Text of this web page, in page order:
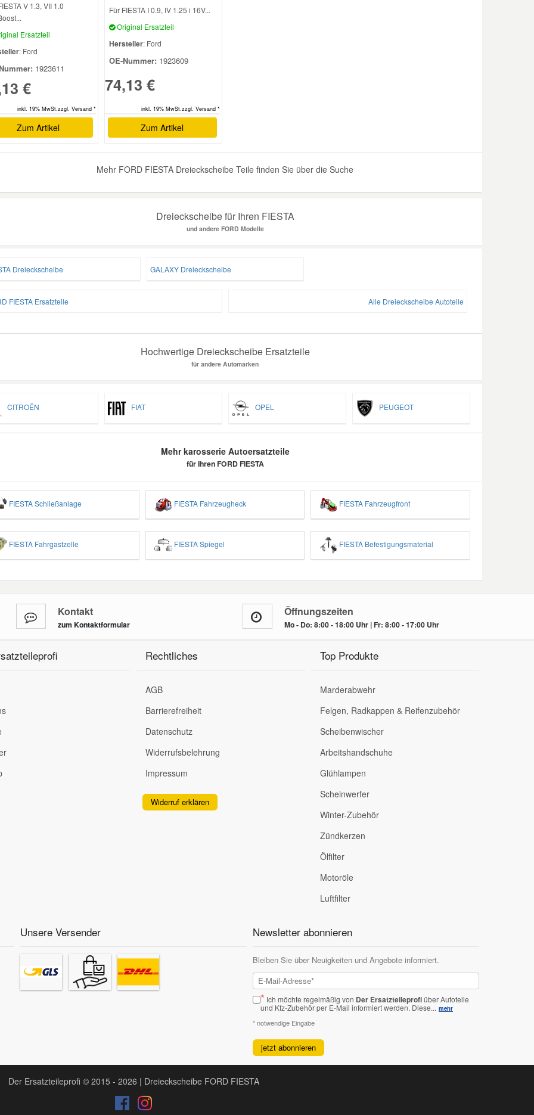
V 1.3, VII 1.0
Ersatzteil
: Ford
1923611
€
inkl. 19% MwSt.zzgl. Versand *
Zum Artikel
Für FIESTA I 0.9, IV 1.25 i 16V...
Original Ersatzteil
Hersteller: Ford
OE-Nummer: 1923609
74,13 €
inkl. 19% MwSt.zzgl. Versand *
Zum Artikel
Mehr FORD FIESTA Dreieckscheibe Teile finden Sie über die Suche
Dreieckscheibe für Ihren FIESTA
und andere FORD Modelle
Dreieckscheibe GALAXY Dreieckscheibe
FIESTA Ersatzteile Alle Dreieckscheibe Autoteile
Hochwertige Dreieckscheibe Ersatzteile
für andere Automarken
CITROËN FIAT OPEL PEUGEOT
Mehr karosserie Autoersatzteile
für Ihren FORD FIESTA
FIESTA Schließanlage FIESTA Fahrzeugheck FIESTA Fahrzeugfront
FIESTA Fahrgastzelle FIESTA Spiegel FIESTA Befestigungsmaterial
Kontakt
zum Kontaktformular
Öffnungszeiten
Mo - Do: 8:00 - 18:00 Uhr | Fr: 8:00 - 17:00 Uhr
Rechtliches
AGB
Barrierefreiheit
Datenschutz
Widerrufsbelehrung
Impressum
Widerruf erklären
Top Produkte
Marderabwehr
Felgen, Radkappen & Reifenzubehör
Scheibenwischer
Arbeitshandschuhe
Glühlampen
Scheinwerfer
Winter-Zubehör
Zündkerzen
Ölfilter
Motoröle
Luftfilter
Unsere Versender Newsletter abonnieren
Bleiben Sie über Neuigkeiten und Angebote informiert.
* Ich möchte regelmäßig von Der Ersatzteileprofiüber Autoteile
und Kfz-Zubehör per E-Mail informiert werden. Diese... mehr
* notwendige Eingabe
jetzt abonnieren
Der Ersatzteileprofi © 2015 - 2026 | Dreieckscheibe FORD FIESTA